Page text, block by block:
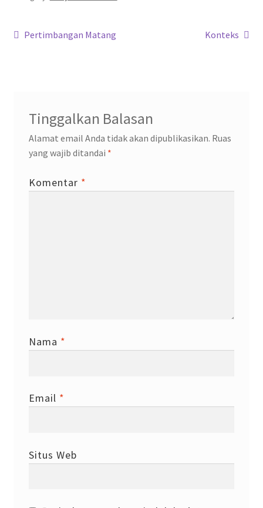
k
p
Navigasi
Previous
Pertimbangan Matang
Next
Konteks
Tinggalkan Balasan
Alamat email Anda tidak akan dipublikasikan. Ruas
yang wajib ditandai *
Komentar *
Nama *
Email *
Situs Web